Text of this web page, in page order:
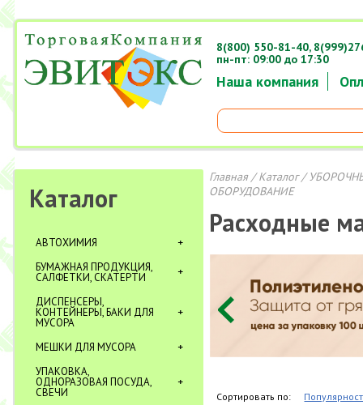
Наша компания
8(800) 550-81-40,
пн-пт: 09:00 до 17:30
Каталог
АВТОХИМИЯ
БУМАЖНАЯ ПРОДУКЦИЯ,
САЛФЕТКИ, СКАТЕРТИ
ДИСПЕНСЕРЫ,
КОНТЕЙНЕРЫ, БАКИ ДЛЯ
МУСОРА
МЕШКИ ДЛЯ МУСОРА
УПАКОВКА,
ОДНОРАЗОВАЯ ПОСУДА,
СВЕЧИ
Главная/Каталог/
ОБОРУДОВАНИЕ
Расходные
Сортировать по: